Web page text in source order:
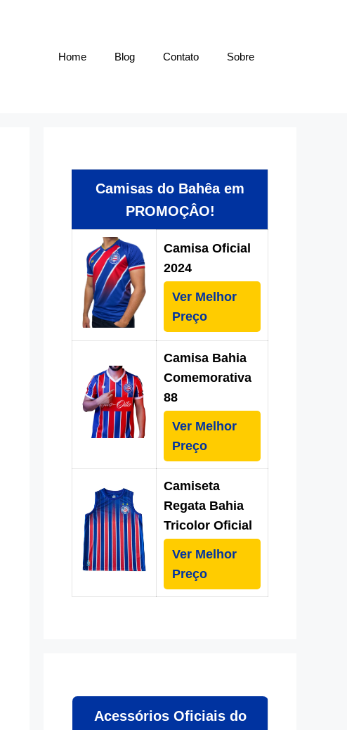
Home Blog Contato Sobre
Camisas do Bahêa em
PROMOÇÂO!
Camisa Oficial
2024
Ver Melhor
Preço
Camisa Bahia
Comemorativa
88
Ver Melhor
Preço
Camiseta
Regata Bahia
Tricolor Oficial
Ver Melhor
Preço
Acessórios Oficiais do